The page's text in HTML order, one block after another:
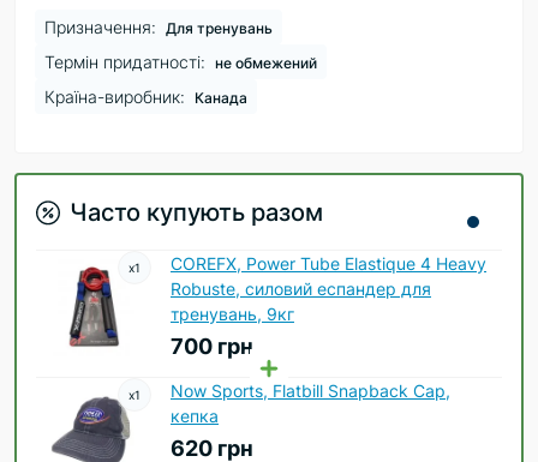
Призначення: Для тренувань
Термін придатності: не обмежений
Країна-виробник: Канада
Часто купують разом
x1
COREFX, Power Tube Elastique 4 Heavy
Robuste, силовий еспандер для
тренувань, 9кг
700 грн
x1
Now Sports, Flatbill Snapback Cap,
кепка
620 грн